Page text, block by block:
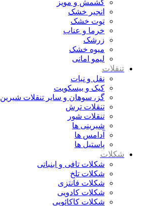
کشمش و مویز
انجیر خشک
توت خشک
خرما و عناب
زرشک
میوه خشک
لیمو امانی
تنقلات
نقل و نبات
کیک و بیسکویت
گز، سوهان و سایر تنقلات شیرین
تنقلات ترش
تنقلات شور
شیرینی ها
آدامس ها
پاستیل ها
شکلات
شکلات تافی و ابنباتی
شکلات تلخ
شکلات فانتزی
شکلات کادویی
شکلات کاکائویی